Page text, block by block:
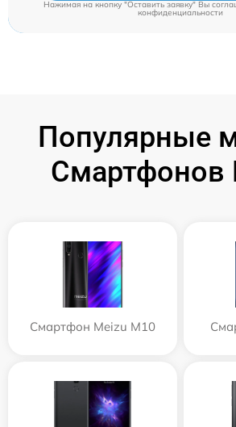
Нажимая на кнопку "Оставить заявку" Вы
конфиденциальности
Популярные
Смартфонов
Смартфон Meizu M10